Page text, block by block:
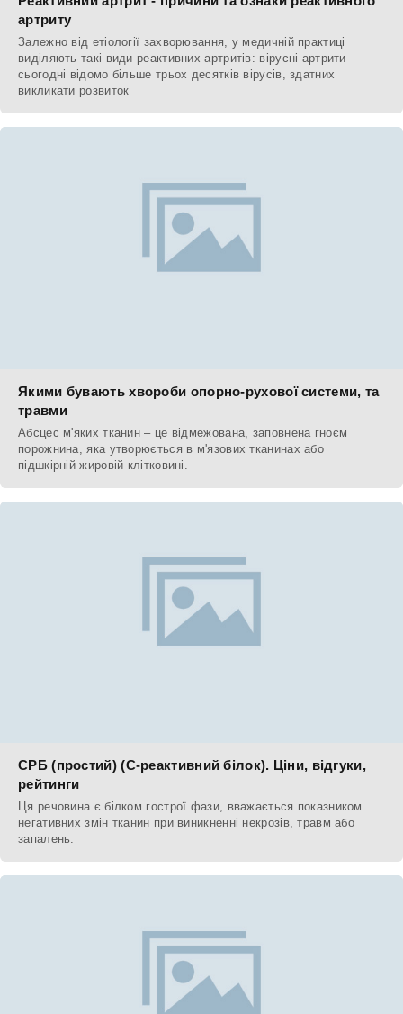
артриту
Залежно від етіології захворювання, у медичній практиці
виділяють такі види реактивних артритів: вірусні артрити –
сьогодні відомо більше трьох десятків вірусів, здатних
викликати розвиток
Якими бувають хвороби опорно-рухової системи, та
травми
Абсцес м'яких тканин – це відмежована, заповнена гноєм
порожнина, яка утворюється в м'язових тканинах або
підшкірній жировій клітковині.
СРБ (простий) (С-реактивний білок). Ціни, відгуки,
рейтинги
Ця речовина є білком гострої фази, вважається показником
негативних змін тканин при виникненні некрозів, травм або
запалень.